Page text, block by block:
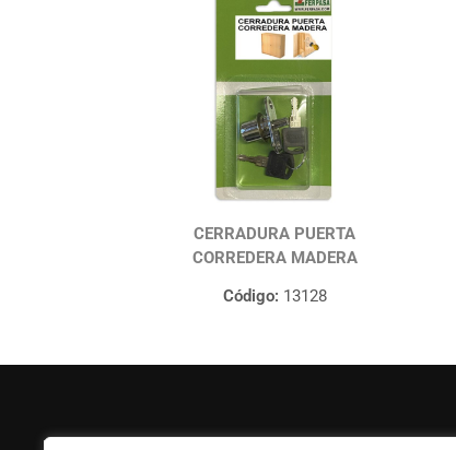
CERRADURA PUERTA
CORREDERA MADERA
Código: 13128